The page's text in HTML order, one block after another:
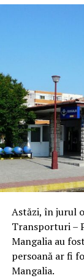
Astăzi, în jurul
Transporturi –
Mangalia au
persoană ar fi
Mangalia.